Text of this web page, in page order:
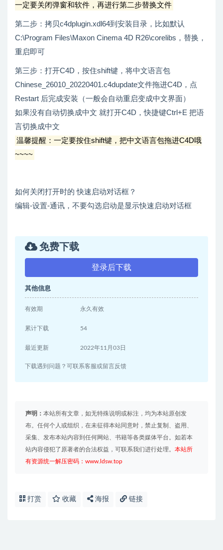
一定要关闭弹窗和软件，再进行第二步替换文件
第二步：拷贝c4dplugin.xdl64到安装目录，比如默认
C:\Program Files\Maxon Cinema 4D R26\corelibs，替换，
重启即可
第三步：打开C4D，按住shift键，将中文语言包
Chinese_26010_20220401.c4dupdate文件拖进C4D，点
Restart 后完成安装（一般会自动重启变成中文界面）
如果没有自动切换成中文 就打开C4D，快捷键Ctrl+E 把语
言切换成中文
温馨提醒：一定要按住shift键，把中文语言包拖进C4D哦
~~~~
如何关闭打开时的 快速启动对话框？
编辑-设置-通讯，不要勾选启动是显示快速启动对话框
免费下载
登录后下载
其他信息
有效期 永久有效
累计下载 54
最近更新 2022年11月03日
下载遇到问题？可联系客服或留言反馈
声明： 本站所有文章，如无特殊说明或标注，均为本站原创发
布。任何个人或组织，在未征得本站同意时，禁止复制、盗用、
采集、发布本站内容到任何网站、书籍等各类媒体平台。如若本
站内容侵犯了原著者的合法权益，可联系我们进行处理。 本站所
有资源统一解压密码：www.ldsw.top
打赏 收藏 海报 链接